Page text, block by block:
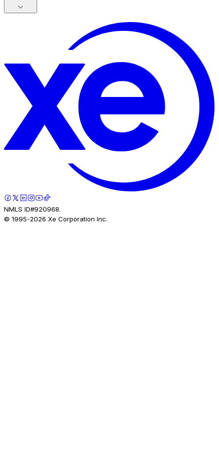
NMLS ID#920968.
© 1995-2026 Xe Corporation Inc.